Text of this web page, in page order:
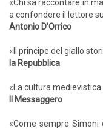
«Chi sa raccontare in
a confondere il lettore
Antonio D’Orrico
«Il principe del giallo
la Repubblica
«La cultura
Il Messaggero
«Come sempre